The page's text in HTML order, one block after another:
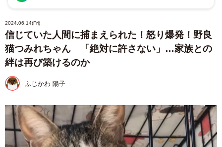
2024.06.14(Fri)
信じていた人間に捕まえられた！怒り爆発！野良
猫つみれちゃん 「絶対に許さない」…家族との
絆は再び築けるのか
ふじかわ 陽子